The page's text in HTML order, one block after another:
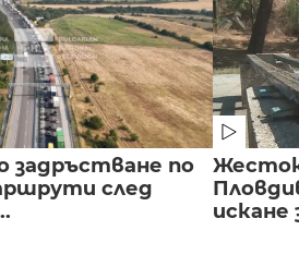
задръстване по
след
искане